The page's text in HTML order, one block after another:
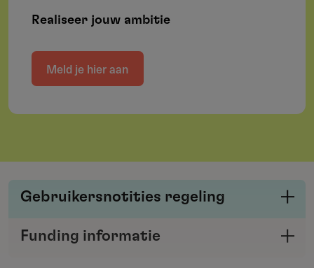
Realiseer jouw ambitie
Meld je hier aan
Gebruikersnotities regeling
verstrekker met de Fondswervingonline
Funding informatie